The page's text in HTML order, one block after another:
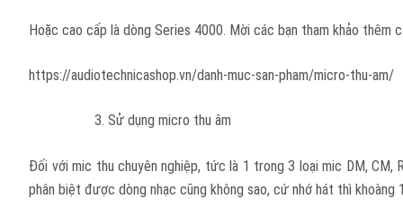
Hoặc cao cấp là dòng Series 4000. Mời các bạn tham khảo thêm
https://audiotechnicashop.vn/danh-muc-san-pham/micro-thu-am/
Sử dụng micro thu âm
Đối với mic thu chuyên nghiệp, tức là 1 trong 3 loại mic DM,
phân biệt được dòng nhạc cũng không sao, cứ nhớ hát thì